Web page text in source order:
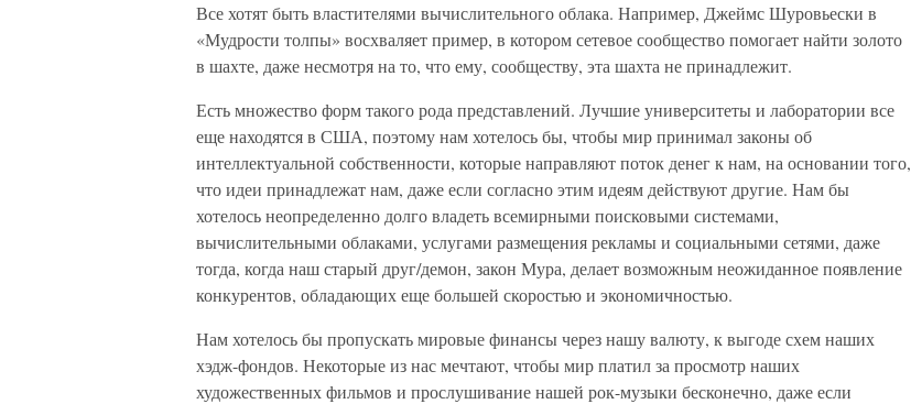
Все хотят быть властителями вычислительного облака. Например, Джеймс Шуровьески в
«Мудрости толпы» восхваляет пример, в котором сетевое сообщество помогает найти золото
в шахте, даже несмотря на то, что ему, сообществу, эта шахта не принадлежит.
Есть множество форм такого рода представлений. Лучшие университеты и лаборатории все
еще находятся в США, поэтому нам хотелось бы, чтобы мир принимал законы об
интеллектуальной собственности, которые направляют поток денег к нам, на основании того,
что идеи принадлежат нам, даже если согласно этим идеям действуют другие. Нам бы
хотелось неопределенно долго владеть всемирными поисковыми системами,
вычислительными облаками, услугами размещения рекламы и социальными сетями, даже
тогда, когда наш старый друг/демон, закон Мура, делает возможным неожиданное появление
конкурентов, обладающих еще большей скоростью и экономичностью.
Нам хотелось бы пропускать мировые финансы через нашу валюту, к выгоде схем наших
хэдж-фондов. Некоторые из нас мечтают, чтобы мир платил за просмотр наших
художественных фильмов и прослушивание нашей рок-музыки бесконечно, даже если